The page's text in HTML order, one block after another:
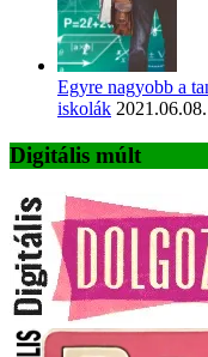
Egyre nagyobb a
iskolák 2021.06.08.
Digitális múlt